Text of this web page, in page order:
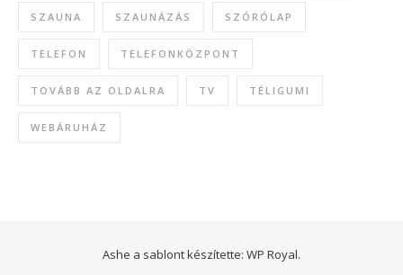
SZAUNA SZAUNÁZÁS SZÓRÓLAP
TELEFON TELEFONKÖZPONT
TOVÁBB AZ OLDALRA TV TÉLIGUMI
WEBÁRUHÁZ
Ashe a sablont készítette: WP Royal.